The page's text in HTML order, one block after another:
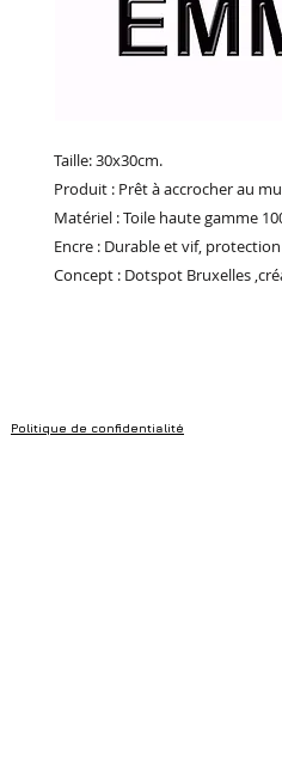
Taille: 30x30cm.
Produit : Prêt à accrocher au
Matériel : Toile haute gamme
Encre : Durable et vif, protection
Concept : Dotspot Bruxelles
Politique de confidentialité